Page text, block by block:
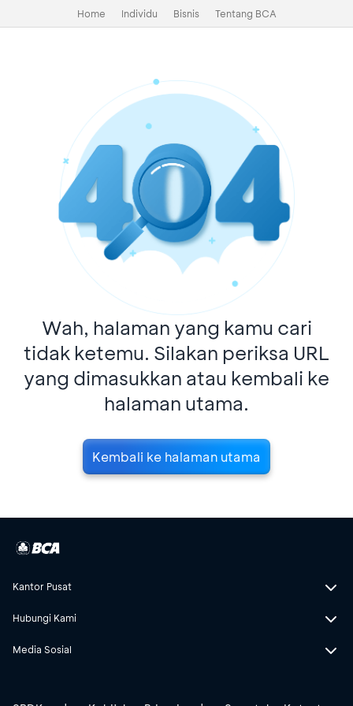
Home Individu Bisnis Tentang BCA
Wah, halaman yang kamu cari
tidak ketemu. Silakan periksa URL
yang dimasukkan atau kembali ke
halaman utama.
Kembali ke halaman utama
Kantor Pusat
Hubungi Kami
Media Sosial